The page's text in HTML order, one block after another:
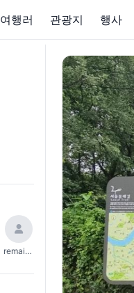
여행러 관광지 행사
remain_45